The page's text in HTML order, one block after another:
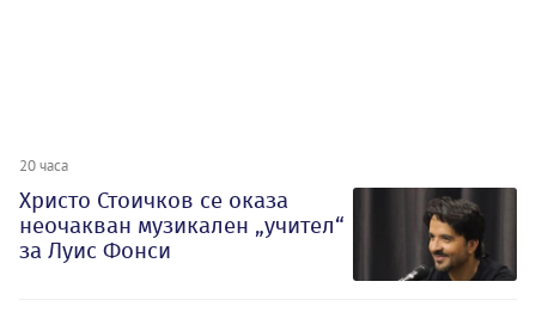
20 часа
Христо Стоичков се оказа
неочакван музикален „учител“
за Луис Фонси